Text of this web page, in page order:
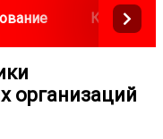
Культура
организаций